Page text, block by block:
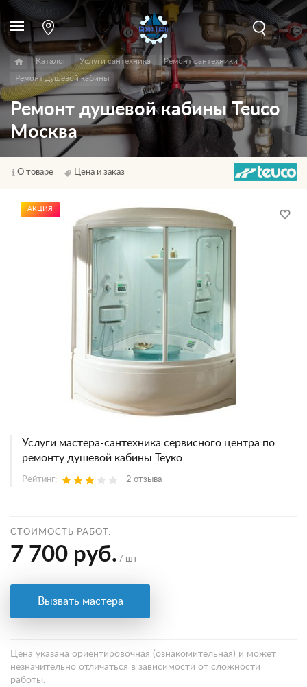
Каталог Услуги сантехника Ремонт сантехники
Ремонт душевой кабины
Ремонт душевой кабины Teuco
Москва
О товаре Цена и заказ
АКЦИЯ
Услуги мастера-сантехника сервисного центра по
ремонту душевой кабины Теуко
Рейтинг: 2 отзыва
СТОИМОСТЬ РАБОТ:
7 700 руб. / шт
Вызвать мастера
Цена указана ориентировочная (ознакомительная) и может
незначительно отличаться в зависимости от сложности
работы.